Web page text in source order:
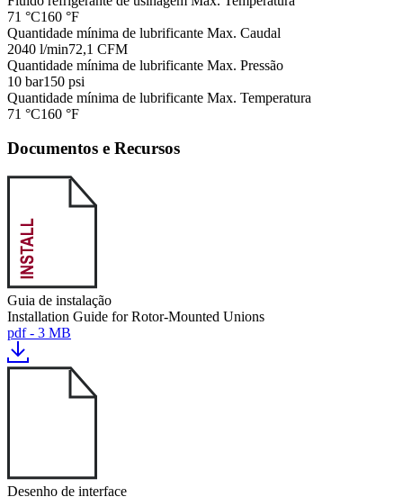
71 °C160 °F
Quantidade mínima de lubrificante Max. Caudal
2040 l/min72,1 CFM
Quantidade mínima de lubrificante Max. Pressão
10 bar150 psi
Quantidade mínima de lubrificante Max. Temperatura
71 °C160 °F
Documentos e Recursos
Guia de instalação
Installation Guide for Rotor-Mounted Unions
pdf - 3 MB
Desenho de interface